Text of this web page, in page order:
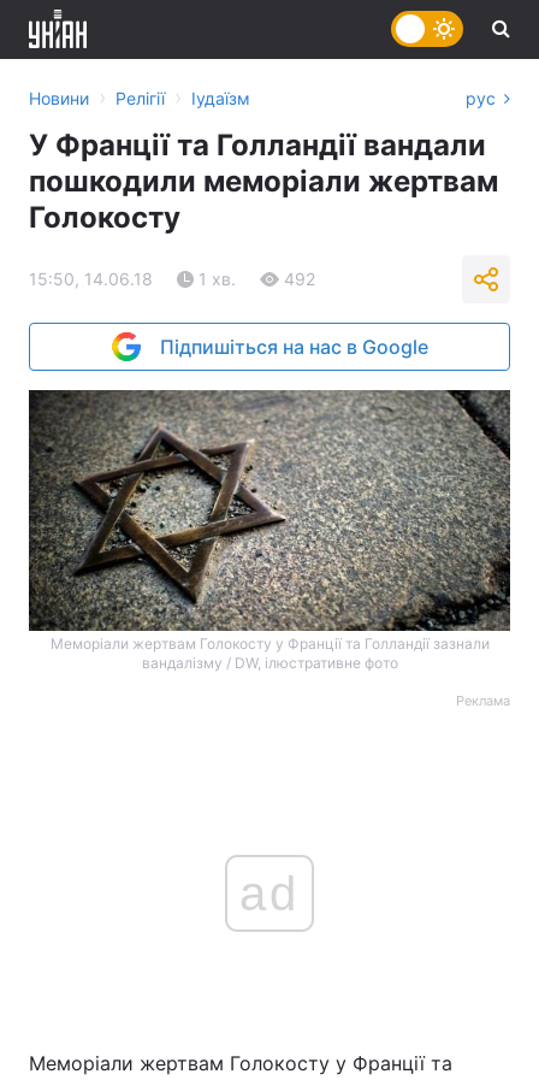
Новини › Релігії › Іудаїзм рус
У Франції та Голландії вандали
пошкодили меморіали жертвам
Голокосту
15:50, 14.06.18 1 хв. 492
Підпишіться на нас в Google
Меморіали жертвам Голокосту у Франції та Голландії зазнали
вандалізму / DW, ілюстративне фото
Реклама
ad
Меморіали жертвам Голокосту у Франції та